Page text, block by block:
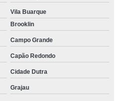
Vila Buarque
Brooklin
Campo Grande
Capão Redondo
Cidade Dutra
Grajau